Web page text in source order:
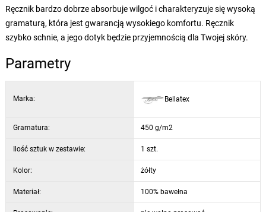
Ręcznik bardzo dobrze absorbuje wilgoć i charakteryzuje się wysoką
gramaturą, która jest gwarancją wysokiego komfortu. Ręcznik
szybko schnie, a jego dotyk będzie przyjemnością dla Twojej skóry.
Parametry
Marka: Bellatex
Gramatura: 450 g/m2
Ilość sztuk w zestawie: 1 szt.
Kolor: żółty
Materiał: 100% bawełna